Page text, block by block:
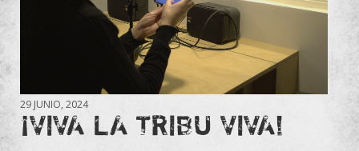
29 JUNIO, 2024
¡VIVA LA TRIBU VIVA!